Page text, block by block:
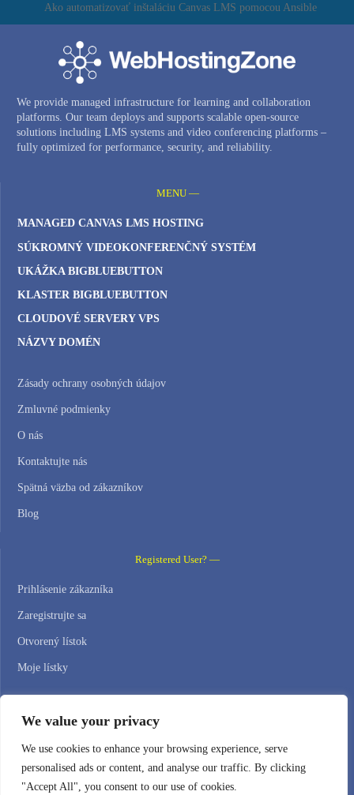
We value your privacy
We use cookies to enhance your browsing experience, serve
personalised ads or content, and analyse our traffic. By clicking
"Accept All", you consent to our use of cookies.
Ako automatizovať inštaláciu Canvas LMS pomocou Ansible
We provide managed infrastructure for learning and collaboration
platforms. Our team deploys and supports scalable open-source
solutions including LMS systems and video conferencing platforms –
fully optimized for performance, security, and reliability.
MENU —
MANAGED CANVAS LMS HOSTING
SÚKROMNÝ VIDEOKONFERENČNÝ SYSTÉM
UKÁŽKA BIGBLUEBUTTON
KLASTER BIGBLUEBUTTON
CLOUDOVÉ SERVERY VPS
NÁZVY DOMÉN
Zásady ochrany osobných údajov
Zmluvné podmienky
O nás
Kontaktujte nás
Spätná väzba od zákazníkov
Blog
Registered User? —
Prihlásenie zákazníka
Zaregistrujte sa
Otvorený lístok
Moje lístky
Email: support@webhostingzone.org